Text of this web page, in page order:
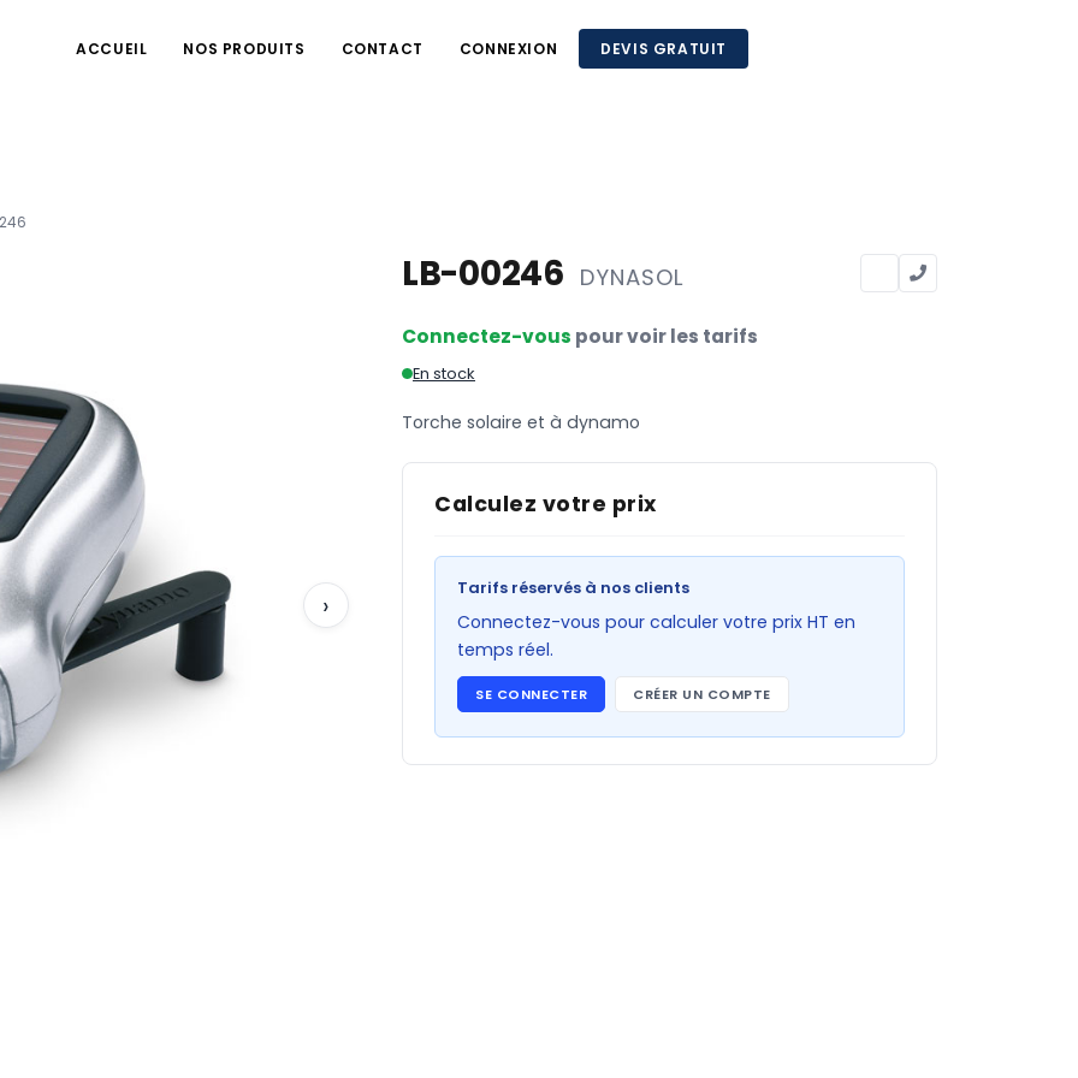
ACCUEIL NOS PRODUITS CONTACT CONNEXION DEVIS GRATUIT
›
LB-00246 DYNASOL
Connectez-vous pour voir les tarifs
En stock
Torche solaire et à dynamo
Calculez votre prix
Tarifs réservés à nos clients
Connectez-vous pour calculer votre prix HT en
temps réel.
SE CONNECTER CRÉER UN COMPTE